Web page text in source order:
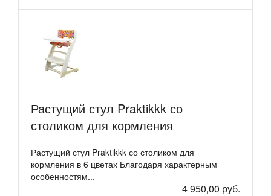
Растущий стул Praktikkk со
столиком для кормления
Растущий стул Praktikkk со столиком для
кормления в 6 цветах Благодаря характерным
особенностям...
4 950,00 руб.